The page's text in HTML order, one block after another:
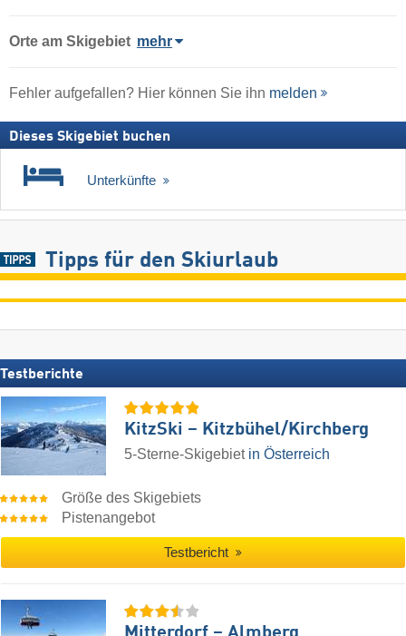
Orte am Skigebiet mehr
Fehler aufgefallen? Hier können Sie ihn melden
Dieses Skigebiet buchen
Unterkünfte
Tipps für den Skiurlaub
Testberichte
KitzSki – Kitzbühel/​Kirchberg
5-Sterne-Skigebiet in Österreich
Größe des Skigebiets
Pistenangebot
Testbericht